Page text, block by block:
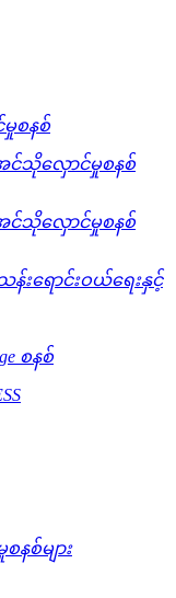
စနစ်
င်သိုလှောင်မှုစနစ်
င်သိုလှောင်မှုစနစ်
န်းရောင်းဝယ်ရေးနှင့်
စနစ်
စ်များ